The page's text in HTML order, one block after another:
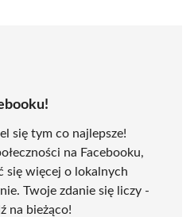
się tym co najlepsze!
na Facebooku,
się więcej o lokalnych
Twoje zdanie się liczy -
na bieżąco!